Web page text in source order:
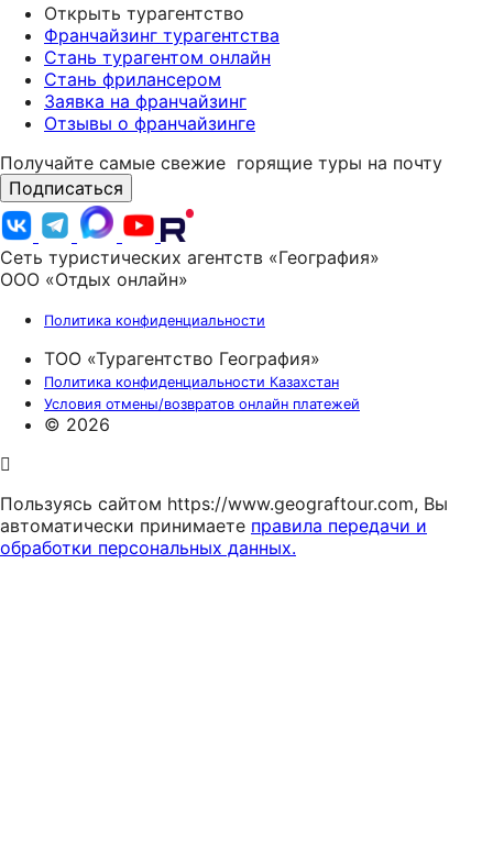
Открыть турагентство
Франчайзинг турагентства
Стань турагентом онлайн
Стань фрилансером
Заявка на франчайзинг
Отзывы о франчайзинге
Получайте самые свежие горящие туры на почту
Подписаться
Сеть туристических агентств «География»
ООО «Отдых онлайн»
Политика конфиденциальности
ТОО «Турагентство География»
Политика конфиденциальности Казахстан
Условия отмены/возвратов онлайн платежей
© 2026
Пользуясь сайтом https://www.geograftour.com, Вы
автоматически принимаете правила передачи и
обработки персональных данных.